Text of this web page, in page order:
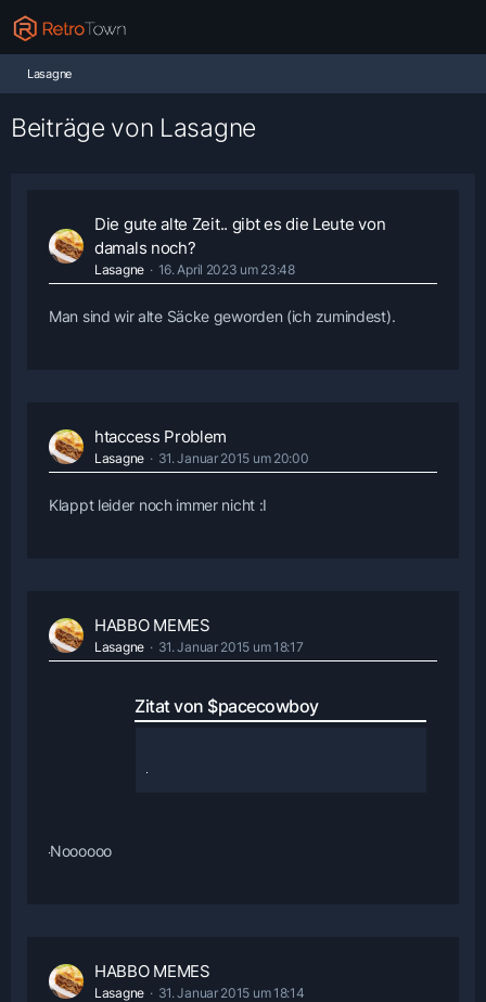
Lasagne
Beiträge von Lasagne
Die gute alte Zeit.. gibt es die Leute von
damals noch?
Lasagne 16. April 2023 um 23:48
Man sind wir alte Säcke geworden (ich zumindest).
htaccess Problem
Lasagne 31. Januar 2015 um 20:00
Klappt leider noch immer nicht :I
HABBO MEMES
Lasagne 31. Januar 2015 um 18:17
Zitat von $pacecowboy
Noooooo
HABBO MEMES
Lasagne 31. Januar 2015 um 18:14